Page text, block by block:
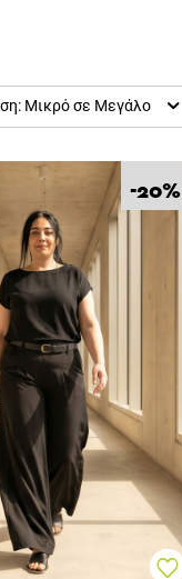
Μικρό σε Μεγάλο
-20%